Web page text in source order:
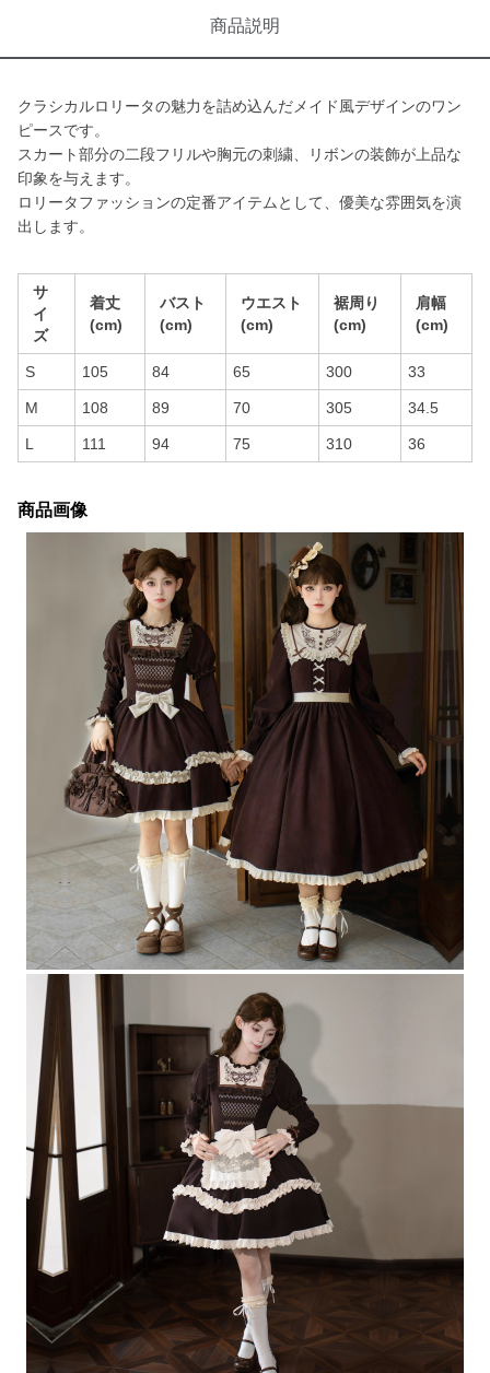
商品説明
クラシカルロリータの魅力を詰め込んだメイド風デザインのワン
ピースです。
スカート部分の二段フリルや胸元の刺繍、リボンの装飾が上品な
印象を与えます。
ロリータファッションの定番アイテムとして、優美な雰囲気を演
出します。
サ
イ
ズ
着丈
(cm)
バスト
(cm)
ウエスト
(cm)
裾周り
(cm)
肩幅
(cm)
S 105 84 65 300 33
M 108 89 70 305 34.5
L 111 94 75 310 36
商品画像